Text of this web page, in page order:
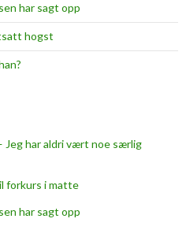
har sagt opp
hogst
Jeg har aldri vært noe særlig
forkurs i matte
har sagt opp